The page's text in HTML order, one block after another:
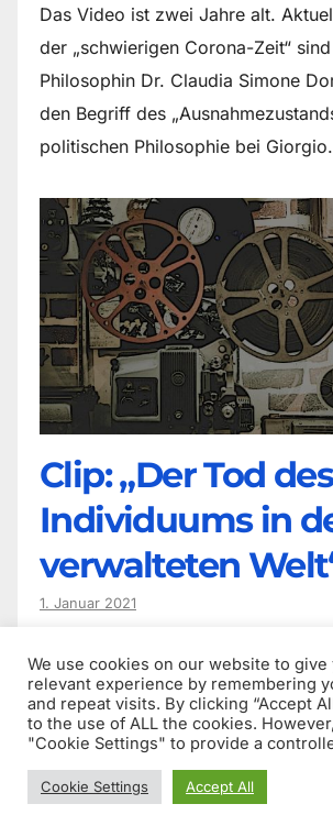
Das Video ist zwei Jahre alt.
der „schwierigen Corona-Zeit“
Philosophin Dr. Claudia Simone
den Begriff des
politischen Philosophie bei
Clip: „Der Tod des
Individuums in
verwalteten
1. Januar 2021
Früher nannten wir (seine Freunde)
eine Verballhornung eines
darstellt. Nach vielen Jahrzehnten
in Kontakt und haben uns wider
kritisch (unabhängige,…
We use cookies on our website to give
relevant experience by remembering
and repeat visits. By clicking “Accept
to the use of ALL the cookies.
"Cookie Settings" to provide a
Cookie Settings Accept All